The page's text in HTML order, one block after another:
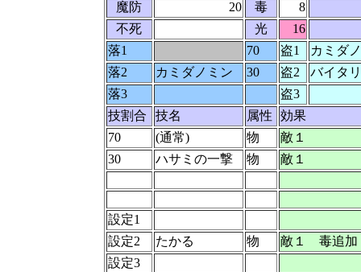
魔防
20 毒
8
不死
光
16
落1
70 盗1
カミダ
落2
カミダノミン 30 盗2
バイタ
落3
盗3
技割合
技名 属性
効果
70
(通常) 物
敵１
30
ハサミの一撃 物 敵１
設定1
設定2
たかる 物
敵１ 毒追
設定3